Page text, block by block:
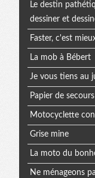
Le destin
dessiner et
Faster, c'est
La mob à Bébert
Je vous tiens au
Papier de secours
Motocyclette
Grise mine
La moto du
Ne ménageons